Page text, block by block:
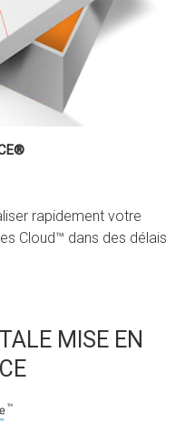
rapidement votre
Cloud™ dans des délais
MISE EN